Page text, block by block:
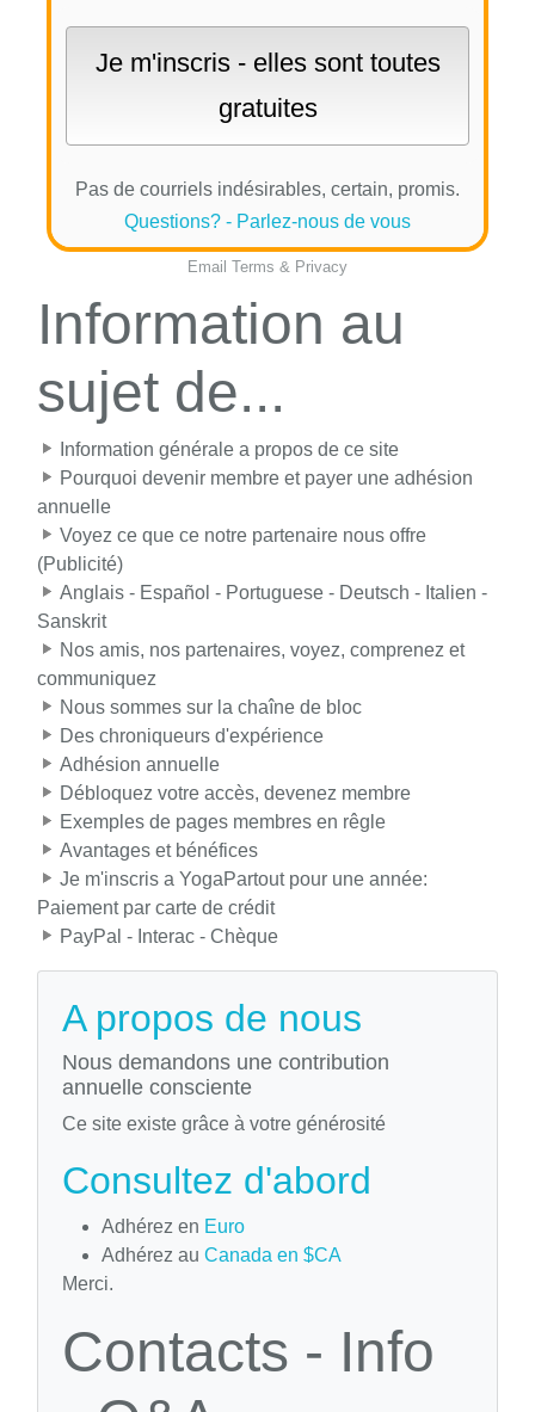
Pas de courriels indésirables, certain, promis.
Questions? - Parlez-nous de vous
Email Terms & Privacy
Information au
sujet de...
Information générale a propos de ce site
Pourquoi devenir membre et payer une adhésion
annuelle
Voyez ce que ce notre partenaire nous offre
(Publicité)
Anglais - Español - Portuguese - Deutsch - Italien -
Sanskrit
Nos amis, nos partenaires, voyez, comprenez et
communiquez
Nous sommes sur la chaîne de bloc
Des chroniqueurs d'expérience
Adhésion annuelle
Débloquez votre accès, devenez membre
Exemples de pages membres en rêgle
Avantages et bénéfices
Je m'inscris a YogaPartout pour une année:
Paiement par carte de crédit
PayPal - Interac - Chèque
A propos de nous
Nous demandons une contribution
annuelle consciente
Ce site existe grâce à votre générosité
Consultez d'abord
Adhérez en Euro
Adhérez au Canada en $CA
Merci.
Contacts - Info